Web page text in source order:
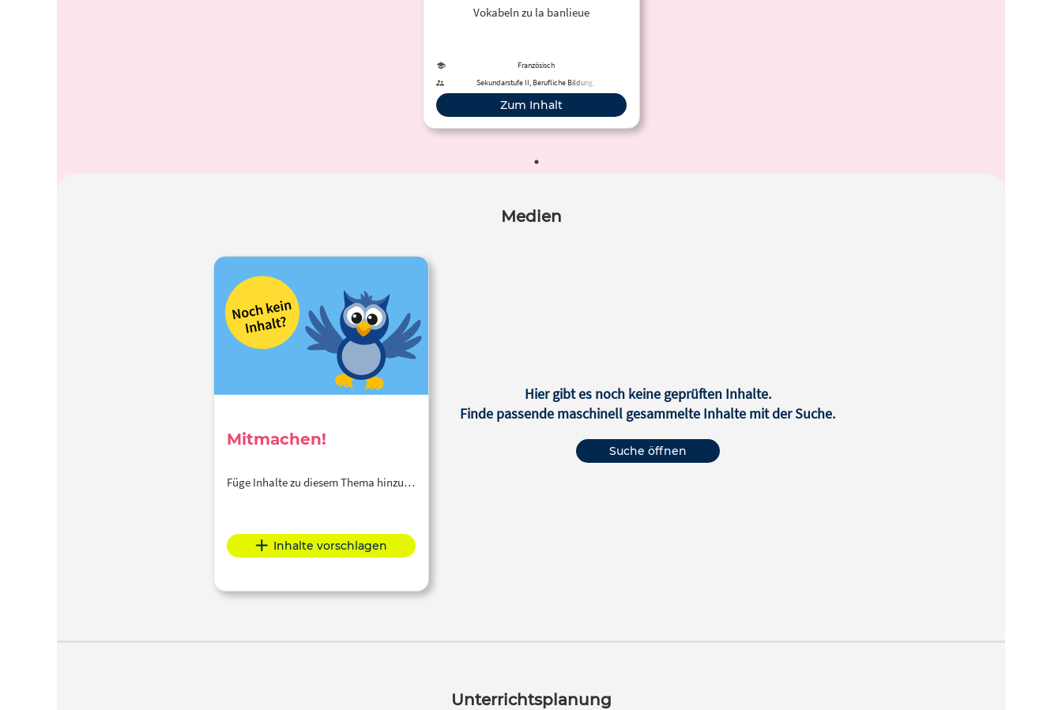
Vokabeln zu la banlieue
Französisch
Sekundarstufe II, Berufliche Bildung,
Erwachsenenbildung
Zum Inhalt
Medien
Mitmachen!
Füge Inhalte zu diesem Thema hinzu…
Inhalte vorschlagen
Hier gibt es noch keine geprüften Inhalte.
Finde passende maschinell gesammelte Inhalte mit der Suche.
Suche öffnen
Unterrichtsplanung